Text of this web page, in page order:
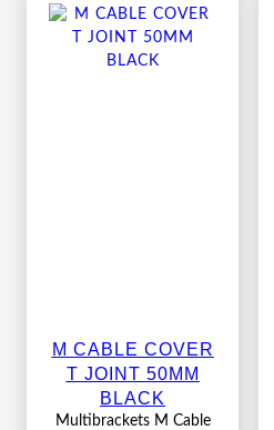
M CABLE COVER
T JOINT 50MM
BLACK
Multibrackets M Cable